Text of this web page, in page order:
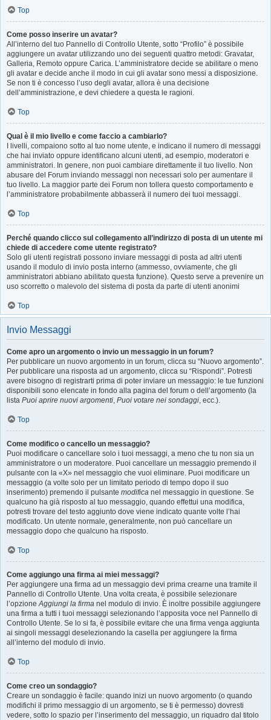
Top
Come posso inserire un avatar?
All’interno del tuo Pannello di Controllo Utente, sotto “Profilo” è possibile
aggiungere un avatar utilizzando uno dei seguenti quattro metodi: Gravatar,
Galleria, Remoto oppure Carica. L’amministratore decide se abilitare o meno
gli avatar e decide anche il modo in cui gli avatar sono messi a disposizione.
Se non ti è concesso l’uso degli avatar, allora è una decisione
dell’amministrazione, e devi chiedere a questa le ragioni.
Top
Qual è il mio livello e come faccio a cambiarlo?
I livelli, compaiono sotto al tuo nome utente, e indicano il numero di messaggi
che hai inviato oppure identificano alcuni utenti, ad esempio, moderatori e
amministratori. In genere, non puoi cambiare direttamente il tuo livello. Non
abusare del Forum inviando messaggi non necessari solo per aumentare il
tuo livello. La maggior parte dei Forum non tollera questo comportamento e
l’amministratore probabilmente abbasserà il numero dei tuoi messaggi.
Top
Perché quando clicco sul collegamento all’indirizzo di posta di un utente mi
chiede di accedere come utente registrato?
Solo gli utenti registrati possono inviare messaggi di posta ad altri utenti
usando il modulo di invio posta interno (ammesso, ovviamente, che gli
amministratori abbiano abilitato questa funzione). Questo serve a prevenire un
uso scorretto o malevolo del sistema di posta da parte di utenti anonimi
Top
Invio Messaggi
Come apro un argomento o invio un messaggio in un forum?
Per pubblicare un nuovo argomento in un forum, clicca su “Nuovo argomento”.
Per pubblicare una risposta ad un argomento, clicca su “Rispondi”. Potresti
avere bisogno di registrarti prima di poter inviare un messaggio: le tue funzioni
disponibili sono elencate in fondo alla pagina del forum o dell’argomento (la
lista Puoi aprire nuovi argomenti, Puoi votare nei sondaggi, ecc.).
Top
Come modifico o cancello un messaggio?
Puoi modificare o cancellare solo i tuoi messaggi, a meno che tu non sia un
amministratore o un moderatore. Puoi cancellare un messaggio premendo il
pulsante con la «X» nel messaggio che vuoi eliminare. Puoi modificare un
messaggio (a volte solo per un limitato periodo di tempo dopo il suo
inserimento) premendo il pulsante modifica nel messaggio in questione. Se
qualcuno ha già risposto al tuo messaggio, quando effettui una modifica,
potresti trovare del testo aggiunto dove viene indicato quante volte l’hai
modificato. Un utente normale, generalmente, non può cancellare un
messaggio dopo che qualcuno ha risposto.
Top
Come aggiungo una firma ai miei messaggi?
Per aggiungere una firma ad un messaggio devi prima crearne una tramite il
Pannello di Controllo Utente. Una volta creata, è possibile selezionare
l’opzioneAggiungi la firma nel modulo di invio. È inoltre possibile aggiungere
una firma a tutti i tuoi messaggi selezionando l’apposita voce nel Pannello di
Controllo Utente. Se lo si fa, è possibile evitare che una firma venga aggiunta
ai singoli messaggi deselezionando la casella per aggiungere la firma
all’interno del modulo di invio.
Top
Come creo un sondaggio?
Creare un sondaggio è facile: quando inizi un nuovo argomento (o quando
modifichi il primo messaggio di un argomento, se ti è permesso) dovresti
vedere, sotto lo spazio per l’inserimento del messaggio, un riquadro dal titolo